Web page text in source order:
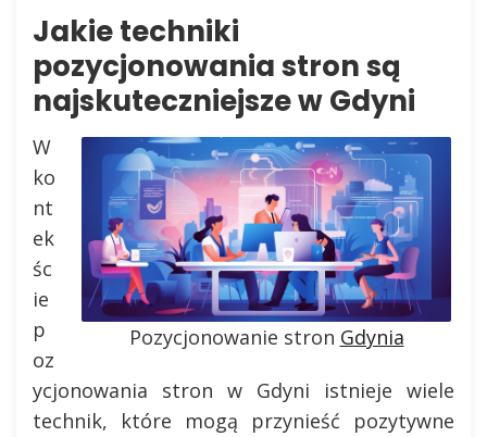
Jakie techniki
pozycjonowania stron są
najskuteczniejsze w Gdyni
Pozycjonowanie stron Gdynia
W
ko
nt
ek
śc
ie
p
oz
ycjonowania stron w Gdyni istnieje wiele
technik, które mogą przynieść pozytywne